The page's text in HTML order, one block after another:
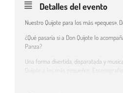
Detalles del evento
Nuestro Quijote para los más «peques».
¿Qué pasaría si a Don Quijote lo
Panza?
Una forma divertida, disparatada y
Quijote a los más pequeños.